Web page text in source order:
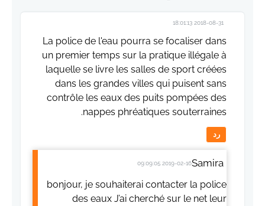
2018-08-31 18:01:13
La police de l'eau pourra se focaliser dans
un premier temps sur la pratique illégale à
laquelle se livre les salles de sport créées
dans les grandes villes qui puisent sans
contrôle les eaux des puits pompées des
nappes phréatiques souterraines.
رد
Samira
2019-02-16 09:09:05
bonjour, je souhaiterai contacter la police
des eaux J’ai cherché sur le net leur